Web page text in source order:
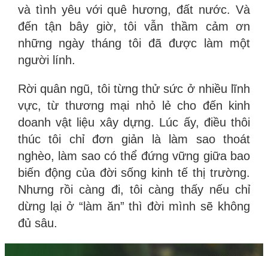
và tình yêu với quê hương, đất nước. Và
đến tận bây giờ, tôi vẫn thầm cảm ơn
những ngày tháng tôi đã được làm một
người lính.
Rời quân ngũ, tôi từng thử sức ở nhiều lĩnh
vực, từ thương mại nhỏ lẻ cho đến kinh
doanh vật liệu xây dựng. Lúc ấy, điều thôi
thúc tôi chỉ đơn giản là làm sao thoát
nghèo, làm sao có thể đứng vững giữa bao
biến động của đời sống kinh tế thị trường.
Nhưng rồi càng đi, tôi càng thấy nếu chỉ
dừng lại ở “làm ăn” thì đời mình sẽ không
đủ sâu.